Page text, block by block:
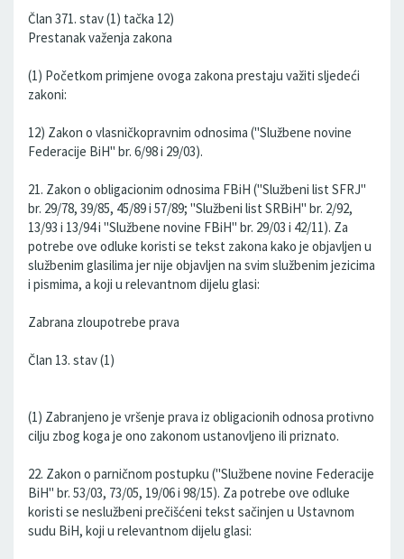
Član 371. stav (1) tačka 12)
Prestanak važenja zakona
(1) Početkom primjene ovoga zakona prestaju važiti sljedeći
zakoni:
12) Zakon o vlasničkopravnim odnosima ("Službene novine
Federacije BiH" br. 6/98 i 29/03).
21. Zakon o obligacionim odnosima FBiH ("Službeni list SFRJ"
br. 29/78, 39/85, 45/89 i 57/89; "Službeni list SRBiH" br. 2/92,
13/93 i 13/94 i "Službene novine FBiH" br. 29/03 i 42/11). Za
potrebe ove odluke koristi se tekst zakona kako je objavljen u
službenim glasilima jer nije objavljen na svim službenim jezicima
i pismima, a koji u relevantnom dijelu glasi:
Zabrana zloupotrebe prava
Član 13. stav (1)
(1) Zabranjeno je vršenje prava iz obligacionih odnosa protivno
cilju zbog koga je ono zakonom ustanovljeno ili priznato.
22. Zakon o parničnom postupku ("Službene novine Federacije
BiH" br. 53/03, 73/05, 19/06 i 98/15). Za potrebe ove odluke
koristi se neslužbeni prečišćeni tekst sačinjen u Ustavnom
sudu BiH, koji u relevantnom dijelu glasi: